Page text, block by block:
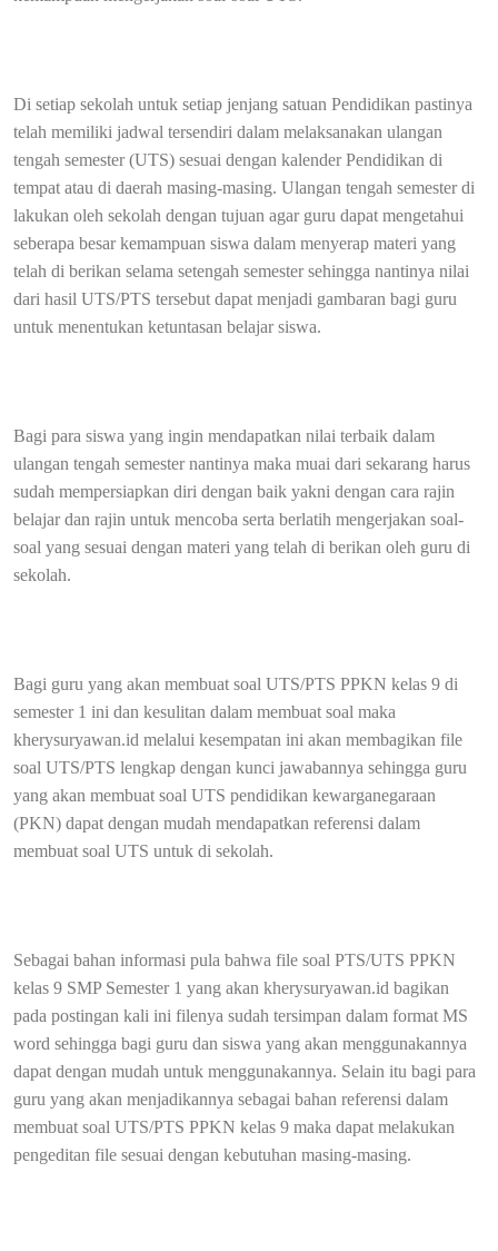
Di setiap sekolah untuk setiap jenjang satuan Pendidikan pastinya
telah memiliki jadwal tersendiri dalam melaksanakan ulangan
tengah semester (UTS) sesuai dengan kalender Pendidikan di
tempat atau di daerah masing-masing. Ulangan tengah semester di
lakukan oleh sekolah dengan tujuan agar guru dapat mengetahui
seberapa besar kemampuan siswa dalam menyerap materi yang
telah di berikan selama setengah semester sehingga nantinya nilai
dari hasil UTS/PTS tersebut dapat menjadi gambaran bagi guru
untuk menentukan ketuntasan belajar siswa.
Bagi para siswa yang ingin mendapatkan nilai terbaik dalam
ulangan tengah semester nantinya maka muai dari sekarang harus
sudah mempersiapkan diri dengan baik yakni dengan cara rajin
belajar dan rajin untuk mencoba serta berlatih mengerjakan soal-
soal yang sesuai dengan materi yang telah di berikan oleh guru di
sekolah.
Bagi guru yang akan membuat soal UTS/PTS PPKN kelas 9 di
semester 1 ini dan kesulitan dalam membuat soal maka
kherysuryawan.id melalui kesempatan ini akan membagikan file
soal UTS/PTS lengkap dengan kunci jawabannya sehingga guru
yang akan membuat soal UTS pendidikan kewarganegaraan
(PKN) dapat dengan mudah mendapatkan referensi dalam
membuat soal UTS untuk di sekolah.
Sebagai bahan informasi pula bahwa file soal PTS/UTS PPKN
kelas 9 SMP Semester 1 yang akan kherysuryawan.id bagikan
pada postingan kali ini filenya sudah tersimpan dalam format MS
word sehingga bagi guru dan siswa yang akan menggunakannya
dapat dengan mudah untuk menggunakannya. Selain itu bagi para
guru yang akan menjadikannya sebagai bahan referensi dalam
membuat soal UTS/PTS PPKN kelas 9 maka dapat melakukan
pengeditan file sesuai dengan kebutuhan masing-masing.